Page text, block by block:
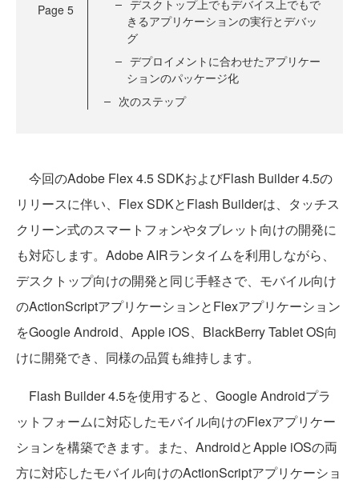
Page 5
デスクトップ上でもデバイス上でもで
きるアプリケーションの実行とデバッ
グ
デプロイメントに合わせたアプリケー
ションのパッケージ化
次のステップ
今回のAdobe Flex 4.5 SDKおよびFlash Builder 4.5の
リリースに伴い、Flex SDKとFlash Builderは、タッチス
クリーン式のスマートフォンやタブレット向けの開発に
も対応します。Adobe AIRランタイムを利用しながら、
デスクトップ向けの開発と同じ手軽さで、モバイル向け
のActionScriptアプリケーションとFlexアプリケーション
をGoogle Android、Apple iOS、BlackBerry Tablet OS向
けに開発でき、同様の品質も維持します。
Flash Builder 4.5を使用すると、Google Androidプラ
ットフォームに対応したモバイル向けのFlexアプリケー
ションを構築できます。また、AndroidとApple iOSの両
方に対応したモバイル向けのActionScriptアプリケーショ